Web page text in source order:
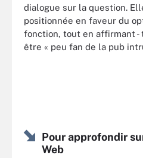
dialogue sur la question.
positionnée en faveur du
fonction, tout en affirmant -
être « peu fan de la pub
Pour approfondir
Web